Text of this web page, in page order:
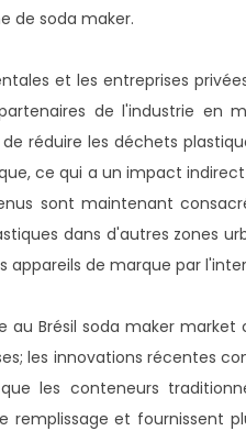
de soda maker.
et les entreprises
de l'industrie en
réduire les déchets
ce qui a un impact
sont maintenant
dans d'autres zones
appareils de marque par
au Brésil soda maker
les innovations récentes
que les conteneurs
remplissage et fournissent